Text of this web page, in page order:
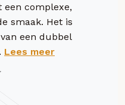
complexe,
smaak. Het is
een dubbel
Lees meer